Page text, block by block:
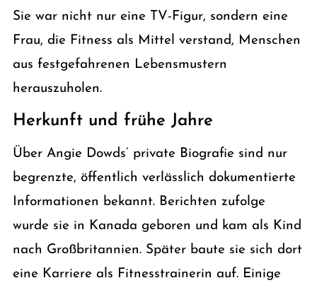
Sie war nicht nur eine TV-Figur, sondern eine
Frau, die Fitness als Mittel verstand, Menschen
aus festgefahrenen Lebensmustern
herauszuholen.
Herkunft und frühe Jahre
Über Angie Dowds’ private Biografie sind nur
begrenzte, öffentlich verlässlich dokumentierte
Informationen bekannt. Berichten zufolge
wurde sie in Kanada geboren und kam als Kind
nach Großbritannien. Später baute sie sich dort
eine Karriere als Fitnesstrainerin auf. Einige